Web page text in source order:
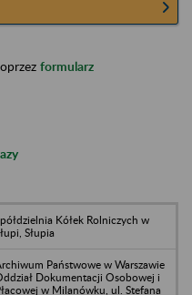
formularz
Kółek Rolniczych w
Słupia
Państwowe w Warszawie
Dokumentacji Osobowej i
w Milanówku, ul. Stefana